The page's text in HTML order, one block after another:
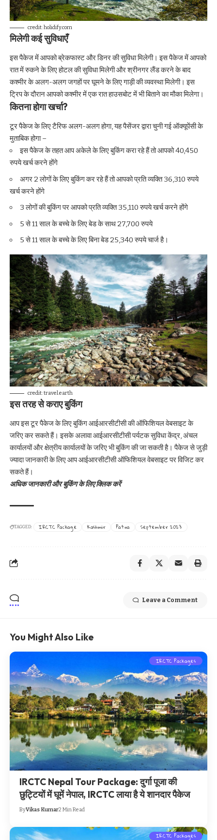
credit: holidify.com
मिलेगी कई सुविधाएँ
इस पैकेज में आपको ब्रेकफास्ट और डिनर की सुविधा मिलेगी। इस पैकेज में आपको
रात में रुकने के लिए होटल की सुविधा मिलेगी और श्रीनगर लैंड करने के बाद
कश्मीर के अलग-अलग जगहों पर घूमने के लिए गाड़ी की व्यवस्था मिलेगी। इस
ट्रिप के दौरान आपको कश्मीर में एक रात हाउसबोट में भी बिताने का मौका मिलेगा।
कितना होगा खर्चा?
टूर पैकेज के लिए टैरिफ अलग-अलग होगा, यह पैसेंजर द्वारा चुनी गई ऑक्यूपेंसी के
मुताबिक होगा –
इस पैकेज के तहत आप अकेले के लिए बुकिंग करा रहे हैं तो आपको 40,450
रुपये खर्च करने होंगे
अगर 2 लोगों के लिए बुकिंग कर रहे हैं तो आपको प्रति व्यक्ति 36,310 रुपये
खर्च करने होंगे
3 लोगों की बुकिंग पर आपको प्रति व्यक्ति 35,110 रुपये खर्च करने होंगे
5 से 11 साल के बच्चे के लिए बेड के साथ 27,700 रुपये
5 से 11 साल के बच्चे के लिए बिना बेड 25,340 रुपये चार्ज है।
credit: travel.earth
इस तरह से कराए बुकिंग
आप इस टूर पैकेज के लिए बुकिंग आईआरसीटीसी की ऑफिशियल वेबसाइट के
जरिए कर सकते हैं। इसके अलावा आईआरसीटीसी पर्यटक सुविधा केंद्र, अंचल
कार्यालयों और क्षेत्रीय कार्यालयों के जरिए भी बुकिंग की जा सकती है। पैकेज से जुड़ी
ज्‍यादा जानकारी के ल‍िए आप आईआरसीटीसी ऑफिशियल वेबसाइट पर विजिट कर
सकते हैं।
अधिक जानकारी और बुकिंग के लिए क्लिक करें
TAGGED: IRCTC Package Kashmir Patna September 2023
Leave a Comment
You Might Also Like
IRCTC Packages
IRCTC Nepal Tour Package: दुर्गा पूजा की
छुट्टियों में घूमें नेपाल, IRCTC लाया है ये शानदार पैकेज
ByVikas Kumar2 Min Read
IRCTC Packages